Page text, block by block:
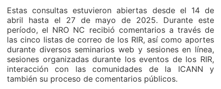
Estas consultas estuvieron abiertas desde el 14 de
abril hasta el 27 de mayo de 2025. Durante este
período, el NRO NC recibió comentarios a través de
las cinco listas de correo de los RIR, así como aportes
durante diversos seminarios web y sesiones en línea,
sesiones organizadas durante los eventos de los RIR,
interacción con las comunidades de la ICANN y
también su proceso de comentarios públicos.